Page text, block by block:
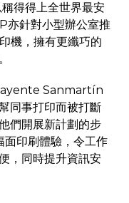
得得上全世界最安
亦針對小型辦公室推
機，擁有更纖巧的
Sanmartín
同事打印而被打斷
們開展新計劃的步
印刷體驗，令工作
，同時提升資訊安